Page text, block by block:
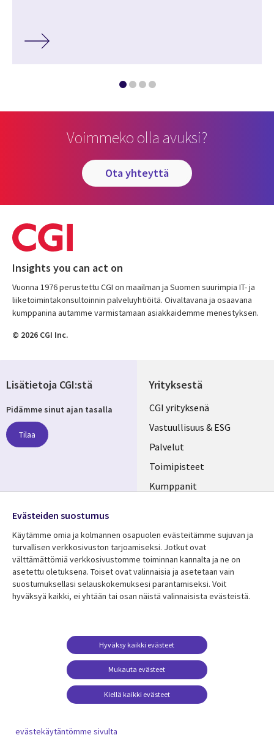
Voimmeko olla avuksi?
ota yhteyttä
Insights you can act on
Vuonna 1976 perustettu CGI on maailman ja Suomen suurimpia IT- ja
liiketoimintakonsultoinnin palveluyhtiöitä. Oivaltavana ja osaavana
kumppanina autamme varmistamaan asiakkaidemme menestyksen.
© 2026 CGI Inc.
Yrityksestä
Useful
links
FINLAND
CGI yrityksenä
Vastuullisuus & ESG
Palvelut
Toimipisteet
Kumppanit
Resurssikeskus
Library
FINLAND
Asiakastarinat
Lisätietoa
Legal
Tietosuoja
Käyttöehdot
Yhteystiedot
Evästeasetuksesi
Lisätietoja CGI:stä
Pidämme sinut ajan tasalla
Tilaa
Media
FINLAND
Evästeiden suostumus
Käytämme omia ja kolmannen osapuolen evästeitämme sujuvan ja
turvallisen verkkosivuston tarjoamiseksi. Jotkut ovat
välttämättömiä verkkosivustomme toiminnan kannalta ja ne on
asetettu oletuksena. Toiset ovat valinnaisia ​​ja asetetaan vain
suostumuksellasi selauskokemuksesi parantamiseksi. Voit
hyväksyä kaikki, ei yhtään tai osan näistä valinnaisista evästeistä.
Mukauta evästeet
Hyväksy kaikki evästeet
Kiellä kaikki evästeet
evästekäytäntömme sivulta